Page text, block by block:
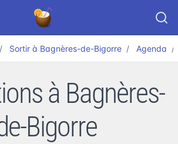
Sortir à Bagnères-de-Bigorre Agenda
à Bagnères-
Bigorre